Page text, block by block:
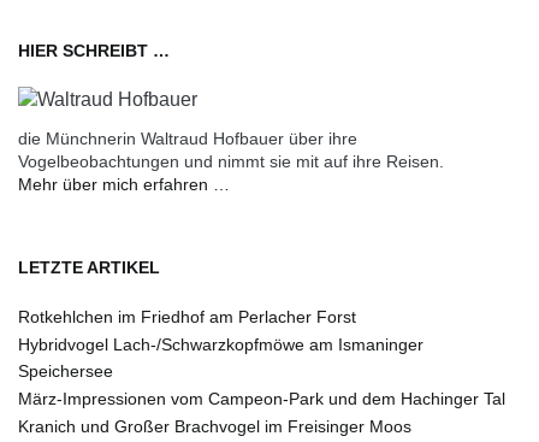
HIER SCHREIBT …
die Münchnerin Waltraud Hofbauer über ihre
Vogelbeobachtungen und nimmt sie mit auf ihre Reisen.
Mehr über mich erfahren …
LETZTE ARTIKEL
Rotkehlchen im Friedhof am Perlacher Forst
Hybridvogel Lach-/Schwarzkopfmöwe am Ismaninger
Speichersee
März-Impressionen vom Campeon-Park und dem Hachinger Tal
Kranich und Großer Brachvogel im Freisinger Moos